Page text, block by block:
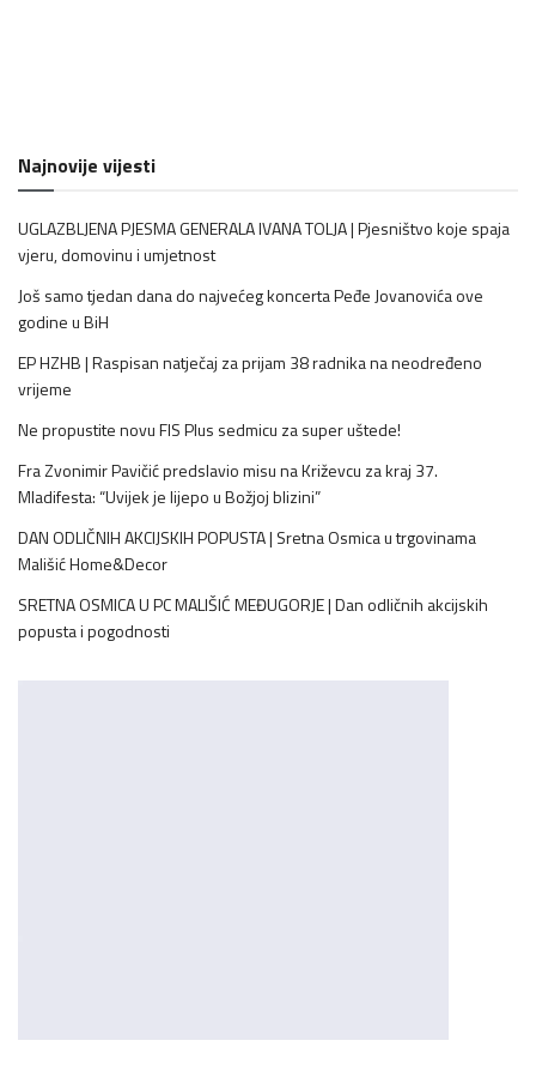
Najnovije vijesti
UGLAZBLJENA PJESMA GENERALA IVANA TOLJA | Pjesništvo koje spaja
vjeru, domovinu i umjetnost
Još samo tjedan dana do najvećeg koncerta Peđe Jovanovića ove
godine u BiH
EP HZHB | Raspisan natječaj za prijam 38 radnika na neodređeno
vrijeme
Ne propustite novu FIS Plus sedmicu za super uštede!
Fra Zvonimir Pavičić predslavio misu na Križevcu za kraj 37.
Mladifesta: “Uvijek je lijepo u Božjoj blizini”
DAN ODLIČNIH AKCIJSKIH POPUSTA | Sretna Osmica u trgovinama
Mališić Home&Decor
SRETNA OSMICA U PC MALIŠIĆ MEĐUGORJE | Dan odličnih akcijskih
popusta i pogodnosti